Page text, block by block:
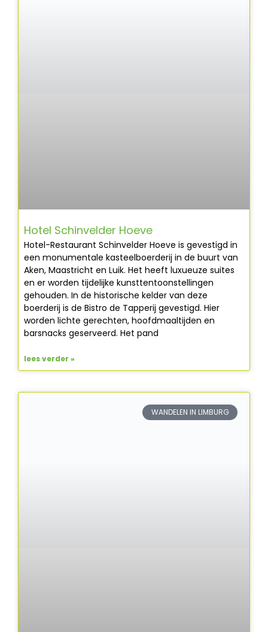
Hotel Schinvelder Hoeve
Hotel-Restaurant Schinvelder Hoeve is gevestigd in
een monumentale kasteelboerderij in de buurt van
Aken, Maastricht en Luik. Het heeft luxueuze suites
en er worden tijdelijke kunsttentoonstellingen
gehouden. In de historische kelder van deze
boerderij is de Bistro de Tapperij gevestigd. Hier
worden lichte gerechten, hoofdmaaltijden en
barsnacks geserveerd. Het pand
lees verder »
WANDELEN IN LIMBURG